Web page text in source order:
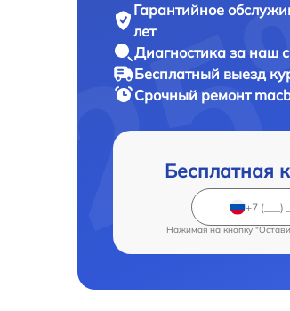
Гарантийное
лет
Диагностика за наш
Бесплатный выезд
Срочный ремонт
Бесплатная
Нажимая на кнопку